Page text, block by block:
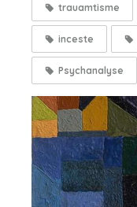
trauamtisme
inceste
Psychanalyse